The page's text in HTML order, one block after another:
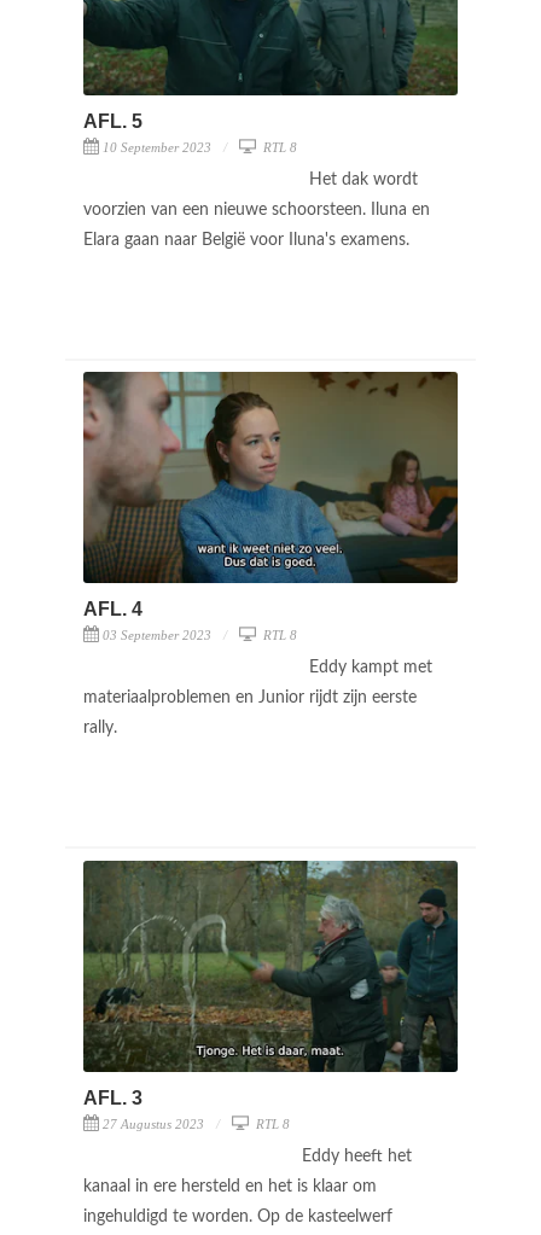
AFL. 5
10 September 2023 RTL 8
Het dak wordt
voorzien van een nieuwe schoorsteen. Iluna en
Elara gaan naar België voor Iluna's examens.
AFL. 4
03 September 2023 RTL 8
Eddy kampt met
materiaalproblemen en Junior rijdt zijn eerste
rally.
AFL. 3
27 Augustus 2023 RTL 8
Eddy heeft het
kanaal in ere hersteld en het is klaar om
ingehuldigd te worden. Op de kasteelwerf